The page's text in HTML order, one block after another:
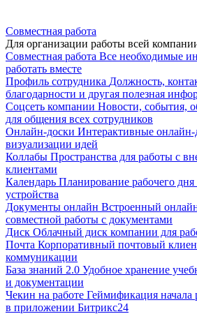
Совместная работа
Для организации работы всей
Совместная работа Все необходимые
работать вместе
Профиль сотрудника Должность,
благодарности и другая полезная
Соцсеть компании Новости, события,
для общения всех сотрудников
Онлайн-доски Интерактивные онлайн-
визуализации идей
Коллабы Пространства для работы с
клиентами
Календарь Планирование рабочего
устройства
Документы онлайн Встроенный
совместной работы с документами
Диск Облачный диск компании для
Почта Корпоративный почтовый
коммуникации
База знаний 2.0 Удобное хранение
и документации
Чекин на работе Геймификация начала
в приложении Битрикс24